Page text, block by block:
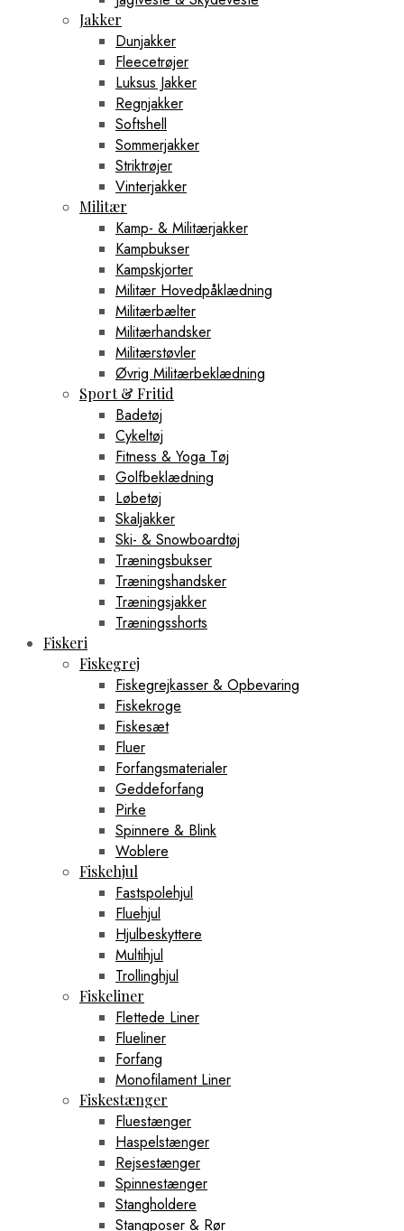
Jakker
Dunjakker
Fleecetrøjer
Luksus Jakker
Regnjakker
Softshell
Sommerjakker
Striktrøjer
Vinterjakker
Militær
Kamp- & Militærjakker
Kampbukser
Kampskjorter
Militær Hovedpåklædning
Militærbælter
Militærhandsker
Militærstøvler
Øvrig Militærbeklædning
Sport & Fritid
Badetøj
Cykeltøj
Fitness & Yoga Tøj
Golfbeklædning
Løbetøj
Skaljakker
Ski- & Snowboardtøj
Træningsbukser
Træningshandsker
Træningsjakker
Træningsshorts
Fiskeri
Fiskegrej
Fiskegrejkasser & Opbevaring
Fiskekroge
Fiskesæt
Fluer
Forfangsmaterialer
Geddeforfang
Pirke
Spinnere & Blink
Woblere
Fiskehjul
Fastspolehjul
Fluehjul
Hjulbeskyttere
Multihjul
Trollinghjul
Fiskeliner
Flettede Liner
Flueliner
Forfang
Monofilament Liner
Fiskestænger
Fluestænger
Haspelstænger
Rejsestænger
Spinnestænger
Stangholdere
Stangposer & Rør